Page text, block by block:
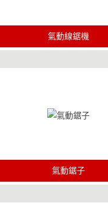
氣動線鋸機
氣動鋸子